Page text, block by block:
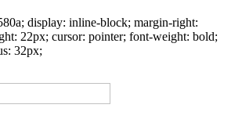
display: inline-block; margin-right:
22px; cursor: pointer; font-weight: bold;
32px;